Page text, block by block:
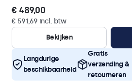
€ 489,00
€ 591,69 incl. btw
Bekijken
Langdurige
beschikbaarheid
Gratis
verzending &
retourneren